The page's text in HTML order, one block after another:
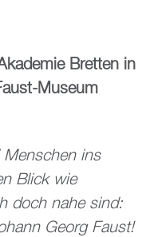
Bretten in
Museum
ins
Blick wie
doch nahe sind:
Georg Faust!